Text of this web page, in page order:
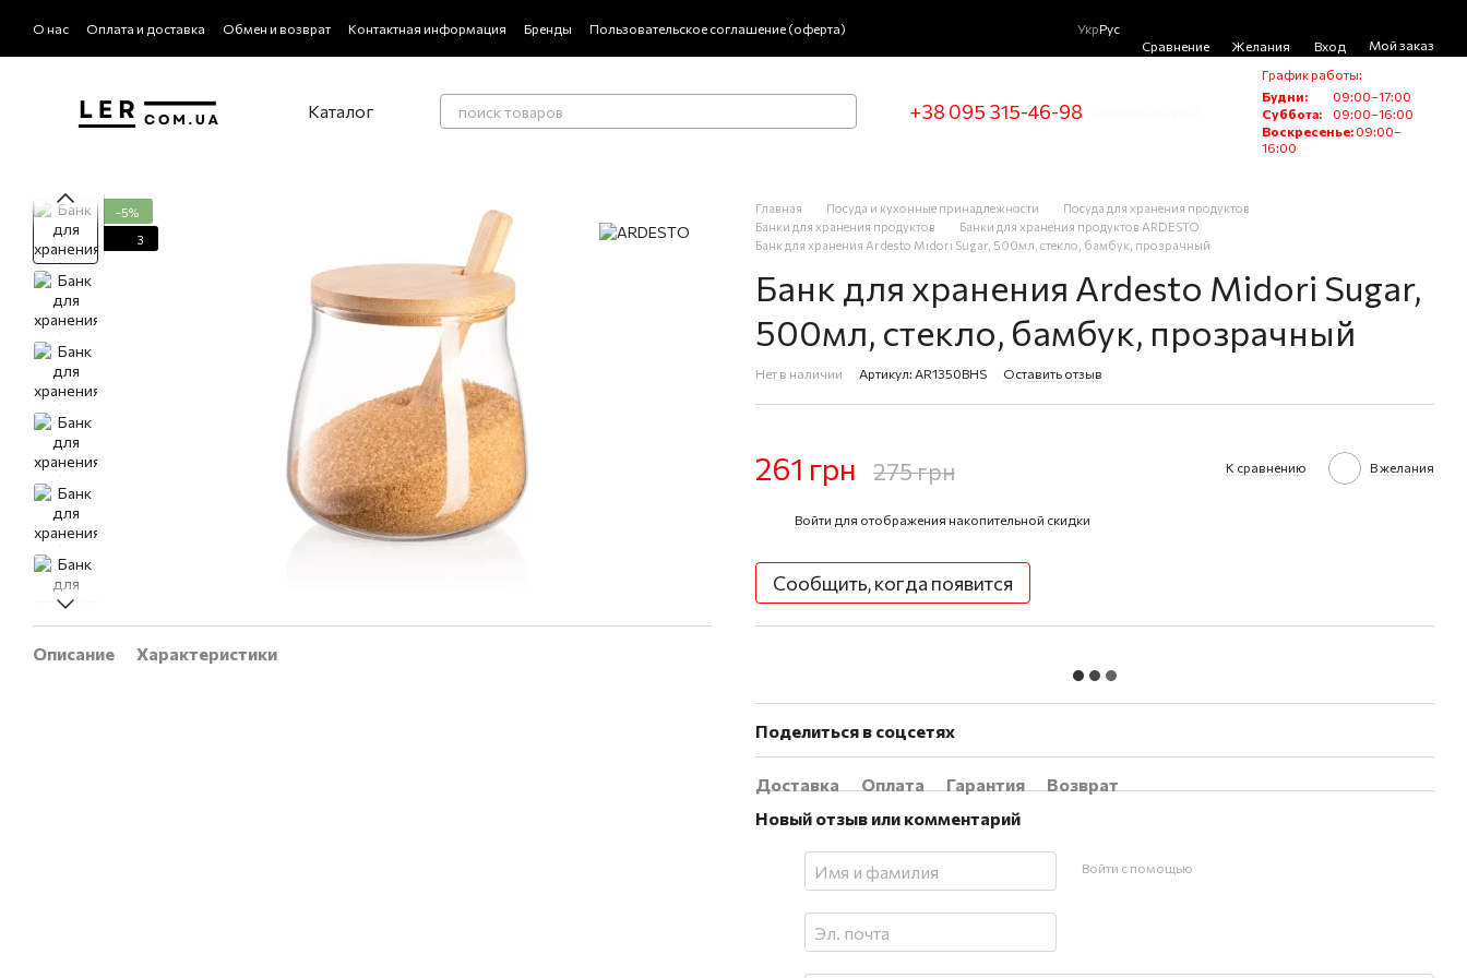
О нас Оплата и доставка Обмен и возврат Контактная информация Бренды
Пользовательское соглашение (оферта)
УкрРус
Сравнение
Желания Вход Мой заказ
Каталог +38 095 315-46-98
График работы:
Будни:
09:00–17:00
Суббота:
09:00–16:00
Воскресенье: 09:00–
16:00
−5%
3
Описание Характеристики
Главная Посуда и кухонные принадлежности
Посуда для хранения продуктов
Банки для хранения продуктов
Банки для хранения продуктов ARDESTO
Банк для хранения Ardesto Midori Sugar, 500мл, стекло, бамбук, прозрачный
Банк для хранения Ardesto Midori Sugar,
500мл, стекло, бамбук, прозрачный
Нет в наличии Артикул: AR1350BHS Оставить отзыв
261 грн 275 грн К сравнению В желания
Войти для отображения накопительной скидки
Сообщить, когда появится
Поделиться в соцсетях
Доставка Оплата Гарантия
Возврат
Новый отзыв или комментарий
Войти с помощью